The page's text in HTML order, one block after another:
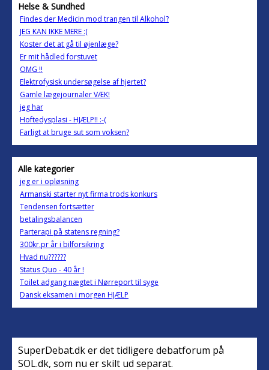
Helse & Sundhed
Findes der Medicin mod trangen til Alkohol?
JEG KAN IKKE MERE :(
Koster det at gå til øjenlæge?
Er mit hådled forstuvet
OMG !!
Elektrofysisk undersøgelse af hjertet?
Gamle lægejournaler VÆK!
jeg har
Hoftedysplasi - HJÆLP!! :-(
Farligt at bruge sut som voksen?
Alle kategorier
jeg er i opløsning
Armanski starter nyt firma trods konkurs
Tendensen fortsætter
betalingsbalancen
Parterapi på statens regning?
300kr.pr år i bilforsikring
Hvad nu??????
Status Quo - 40 år !
Toilet adgang nægtet i Nørreport til syge
Dansk eksamen i morgen HJÆLP
SuperDebat.dk er det tidligere debatforum på
SOL.dk, som nu er skilt ud separat.